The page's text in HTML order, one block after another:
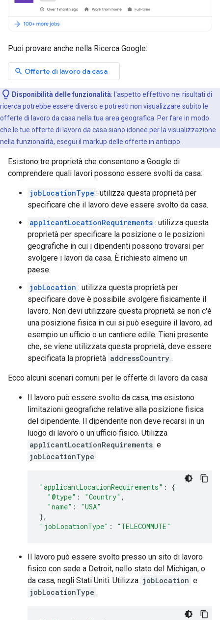
Puoi provare anche nella Ricerca Google:
search Offerte di lavoro da casa
Disponibilità delle funzionalità: l'aspetto effettivo nei risultati di
ricerca potrebbe essere diverso e potresti non visualizzare subito le
offerte di lavoro da casa nella tua area geografica. Per fare in modo
che le tue offerte di lavoro da casa siano idonee per la visualizzazione
nella funzionalità, esegui il markup delle offerte in anticipo.
Esistono tre proprietà che consentono a Google di
comprendere quali lavori possono essere svolti da casa:
jobLocationType : utilizza questa proprietà per
specificare che il lavoro deve essere svolto da casa.
applicantLocationRequirements : utilizza questa
proprietà per specificare la posizione o le posizioni
geografiche in cui i dipendenti possono trovarsi per
svolgere i lavori da casa. È richiesto almeno un
paese.
jobLocation : utilizza questa proprietà per
specificare dove è possibile svolgere fisicamente il
lavoro. Non devi utilizzare questa proprietà se non c'è
una posizione fisica in cui si può eseguire il lavoro, ad
esempio un ufficio o un cantiere edile. Tieni presente
che, se viene utilizzata questa proprietà, deve essere
specificata la proprietà addressCountry .
Ecco alcuni scenari comuni per le offerte di lavoro da casa:
Il lavoro può essere svolto da casa, ma esistono
limitazioni geografiche relative alla posizione fisica
del dipendente. Il dipendente non deve recarsi in un
luogo di lavoro o un ufficio fisico. Utilizza
applicantLocationRequirements e
jobLocationType .
"applicantLocationRequirements" :
{
"@type" : "Country" ,
"name" :
"USA"
},
"jobLocationType" : "TELECOMMUTE"
Il lavoro può essere svolto presso un sito di lavoro
fisico con sede a Detroit, nello stato del Michigan, o
da casa, negli Stati Uniti. Utilizza jobLocation e
jobLocationType .